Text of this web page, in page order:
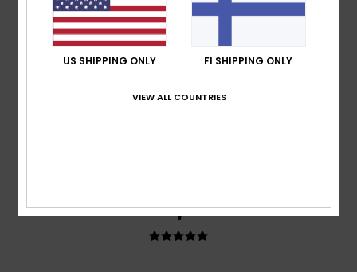
5
16. kesäkuuta 2026
5/5
US SHIPPING ONLY FI SHIPPING ONLY
VIEW ALL COUNTRIES